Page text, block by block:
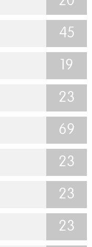
45
19
23
69
23
23
23